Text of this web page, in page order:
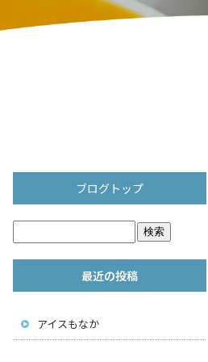
ブログトップ
最近の投稿
アイスもなか